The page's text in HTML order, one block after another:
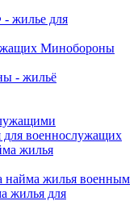
жилье для
Минобороны
- жильё
военнослужащих
жилья
найма жилья военным
жилья для